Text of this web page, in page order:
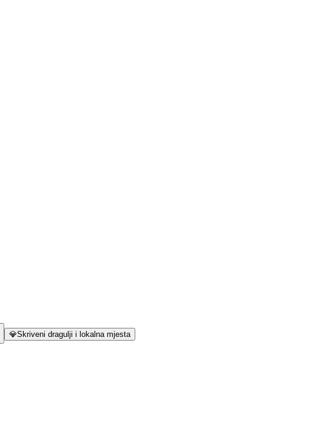
💎Skriveni dragulji i lokalna mjesta